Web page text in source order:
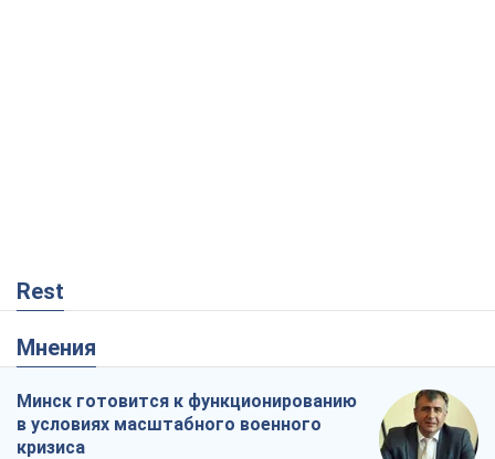
Rest
Мнения
Минск готовится к функционированию
в условиях масштабного военного
кризиса